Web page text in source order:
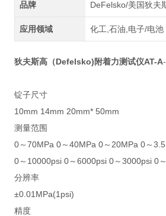
品牌 DeFelsko/美国狄夫
应用领域 化工,石油,电子/电池
狄夫斯高（Defelsko)附着力测试仪AT-A
锭子尺寸
10mm 14mm 20mm* 50mm
测量范围
0～70MPa 0～40MPa 0～20MPa 0～
0～10000psi 0～6000psi 0～3000psi 0
分辨率
±0.01MPa(1psi)
精度